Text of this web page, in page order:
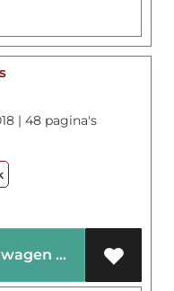
| 48 pagina's
Voeg toe aan mijn winkelwagen